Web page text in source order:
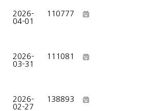
2026-
04-01
110777
2026-
03-31
111081
2026-
02-27
138893